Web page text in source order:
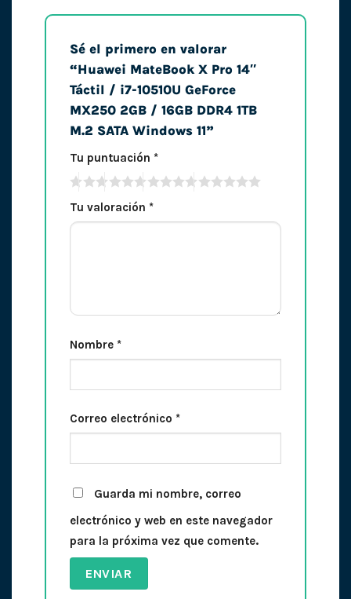
Sé el primero en valorar
“Huawei MateBook X Pro 14″
Táctil / i7-10510U GeForce
MX250 2GB / 16GB DDR4 1TB
M.2 SATA Windows 11”
Tu puntuación *
Tu valoración *
Nombre *
Correo electrónico *
Guarda mi nombre, correo
electrónico y web en este navegador
para la próxima vez que comente.